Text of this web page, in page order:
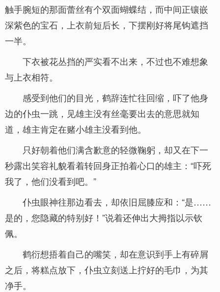
触手腕短的那面蕾丝有个双面蝴蝶结，而中间正镶嵌
深紫色的宝石，上衣前短后长，下摆刚好将尾钩遮挡
一半。
下衣被花丛挡的严实看不出来，不过也不难想象
与上衣相符。
感受到他们的目光，鹤辞连忙往回缩，吓了他身
边的仆虫一跳，见雄主没有丝毫要出去的意思就知
道，雄主肯定在赌小雄主没看到他。
只好朝着他们满含歉意的轻微鞠躬，却又在下一
秒露出笑容礼貌看着转回身正拍着心口的雄主：“吓死
我了，他们没看到吧。”
仆虫眼神往那边看去，却依旧屈膝应和：“是……
是的，您隐藏的特别好！”说着还伸出大拇指以示钦
佩。
鹤衍想捂着自己的嘴笑，却在意识到手上有碎屑
之后，将糕点放下，仆虫立刻送上拧好的毛巾，为其
净手。